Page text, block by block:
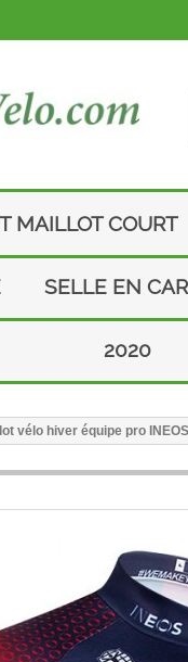
MAILLOT COURT
SELLE EN
2020
vélo hiver équipe pro